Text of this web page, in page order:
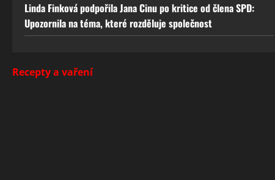
Linda Finková podpořila Jana Cinu po kritice od člena SPD:
Upozornila na téma, které rozděluje společnost
Recepty a vaření